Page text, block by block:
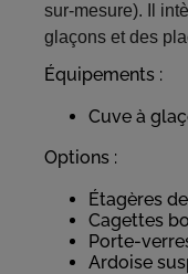
sur-mesure).
Il
glaçons et des
Équipements :
Cuve à
Options :
Étagères
Cagettes
Porte-
Ardoise